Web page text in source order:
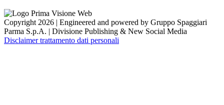
Copyright 2026 | Engineered and powered by Gruppo Spaggiari
Parma S.p.A. | Divisione Publishing & New Social Media
Disclaimer trattamento dati personali